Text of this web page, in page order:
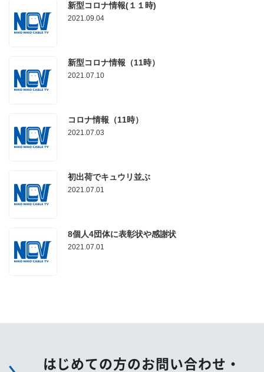
新型コロナ情報(１１時)
2021.09.04
新型コロナ情報（11時）
2021.07.10
コロナ情報（11時）
2021.07.03
初出荷でキュウリ並ぶ
2021.07.01
8個人4団体に表彰状や感謝状
2021.07.01
はじめての方のお問い合わせ・